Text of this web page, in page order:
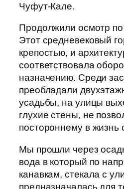
Чуфут-Кале.
Продолжили осмотр по
Этот средневековый
крепостью, и
соответствовала
назначению. Среди
преобладали
усадьбы, на улицы
глухие стены, не
постороннему в жизнь
Мы прошли через
вода в который по
канавкам, стекала с
предназначалась для